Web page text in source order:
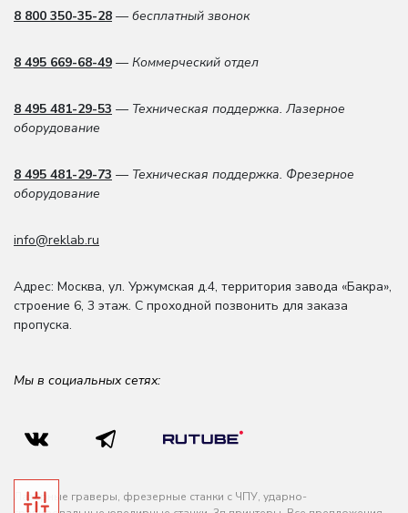
8 800 350-35-28 — бесплатный звонок
8 495 669-68-49 — Коммерческий отдел
8 495 481-29-53 — Техническая поддержка. Лазерное
оборудование
8 495 481-29-73 — Техническая поддержка. Фрезерное
оборудование
info@reklab.ru
Адрес: Москва, ул. Уржумская д.4, территория завода «Бакра»,
строение 6, 3 этаж. С проходной позвонить для заказа
пропуска.
Мы в социальных сетях:
Лазерные граверы, фрезерные станки с ЧПУ, ударно-